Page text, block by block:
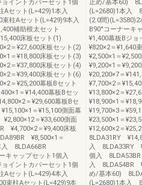
イントカバーセット1個
セット(L=429)1本入
柱Aセット(L=429)9本入
補助根太セット
床板セット(1)
＝¥27,600床板セット(2)
＝¥18,800床板セット(3)
＝¥37,800床板セット(4)
＝¥39,400床板セット(6)
＝¥25,200幕板Bセット
＝¥14,400幕板Bセッ
＝¥29,600幕板Bセ
＝¥15,100側面幕
＝¥33,600側面
¥4,700×2＝¥9,400床板
¥8,500×1＝
入 8LDA66BR
キャップセット1個入
イントカバーセット1個
セット(L=429)4本入
束柱Aセット(L=429)9本
止め/基本60)
(L=2680)1本入
(2.0間
B90°コーナー
¥1,400幕板Bジ
¥820×2＝
¥2,500×1＝
¥9,200×1＝
¥20,200×7＝
¥7,700×2＝
¥13,800×2＝
¥18,900×1＝
¥19,700×3＝
¥23,500×1＝
¥12,600×2＝
8LDA31RY
入 8LDA33RY
個入 8LDA53BR
入 8LDA54BR
め/基本60)
(L=2680)1本入